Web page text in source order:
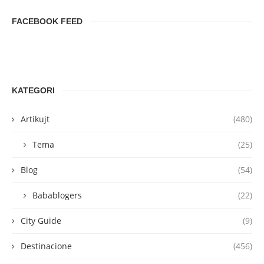
FACEBOOK FEED
KATEGORI
Artikujt (480)
Tema (25)
Blog (54)
Babablogers (22)
City Guide (9)
Destinacione (456)